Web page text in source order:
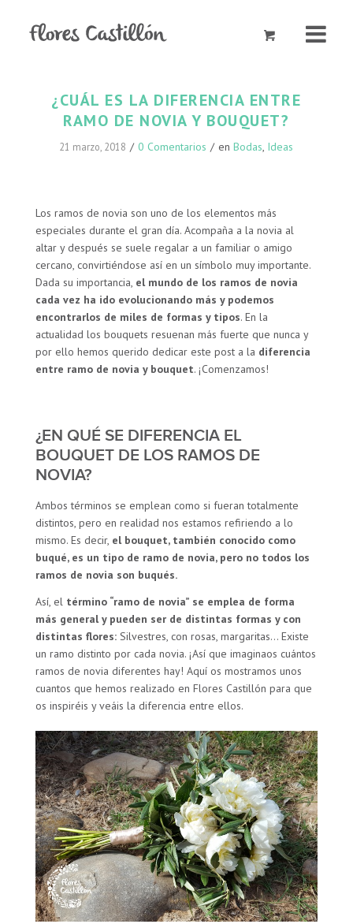
¿CUÁL ES LA DIFERENCIA ENTRE
RAMO DE NOVIA Y BOUQUET?
21 marzo, 2018 / 0 Comentarios / enBodas, Ideas
Los ramos de novia son uno de los elementos más
especiales durante el gran día. Acompaña a la novia al
altar y después se suele regalar a un familiar o amigo
cercano, convirtiéndose así en un símbolo muy importante.
Dada su importancia, el mundo de los ramos de novia
cada vez ha ido evolucionando más y podemos
encontrarlos de miles de formas y tipos. En la
actualidad los bouquets resuenan más fuerte que nunca y
por ello hemos querido dedicar este post a la diferencia
entre ramo de novia y bouquet. ¡Comenzamos!
¿EN QUÉ SE DIFERENCIA EL
BOUQUET DE LOS RAMOS DE
NOVIA?
Ambos términos se emplean como si fueran totalmente
distintos, pero en realidad nos estamos refiriendo a lo
mismo. Es decir, el bouquet, también conocido como
buqué, es un tipo de ramo de novia, pero no todos los
ramos de novia son buqués.
Así, el término “ramo de novia” se emplea de forma
más general y pueden ser de distintas formas y con
distintas flores: Silvestres, con rosas, margaritas… Existe
un ramo distinto por cada novia. ¡Así que imaginaos cuántos
ramos de novia diferentes hay! Aquí os mostramos unos
cuantos que hemos realizado en Flores Castillón para que
os inspiréis y veáis la diferencia entre ellos.